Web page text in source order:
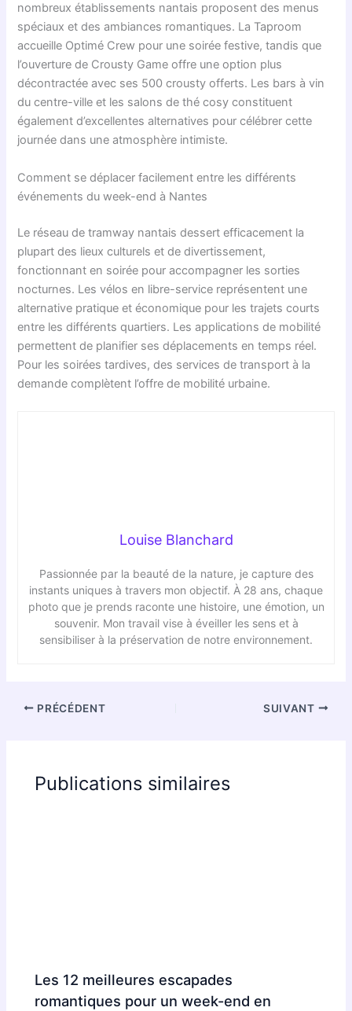
nombreux établissements nantais proposent des menus
spéciaux et des ambiances romantiques. La Taproom
accueille Optimé Crew pour une soirée festive, tandis que
l’ouverture de Crousty Game offre une option plus
décontractée avec ses 500 crousty offerts. Les bars à vin
du centre-ville et les salons de thé cosy constituent
également d’excellentes alternatives pour célébrer cette
journée dans une atmosphère intimiste.
Comment se déplacer facilement entre les différents
événements du week-end à Nantes
Le réseau de tramway nantais dessert efficacement la
plupart des lieux culturels et de divertissement,
fonctionnant en soirée pour accompagner les sorties
nocturnes. Les vélos en libre-service représentent une
alternative pratique et économique pour les trajets courts
entre les différents quartiers. Les applications de mobilité
permettent de planifier ses déplacements en temps réel.
Pour les soirées tardives, des services de transport à la
demande complètent l’offre de mobilité urbaine.
Louise Blanchard
Passionnée par la beauté de la nature, je capture des
instants uniques à travers mon objectif. À 28 ans, chaque
photo que je prends raconte une histoire, une émotion, un
souvenir. Mon travail vise à éveiller les sens et à
sensibiliser à la préservation de notre environnement.
PRÉCÉDENT SUIVANT
Publications similaires
Les 12 meilleures escapades
romantiques pour un week-end en